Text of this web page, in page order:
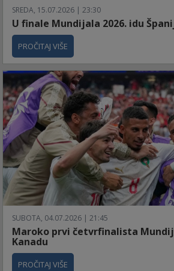
SREDA, 15.07.2026 | 23:30
U finale Mundijala 2026. idu
PROČITAJ VIŠE
SUBOTA, 04.07.2026 | 21:45
Maroko prvi četvrfinalista
Kanadu
PROČITAJ VIŠE